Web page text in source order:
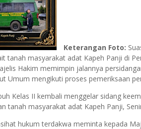
Keterangan Foto:
tanah masyarakat adat Kapeh Panji di
Hakim memimpin jalannya
Umum mengikuti proses pemeriksaan
Kelas II kembali menggelar sidang
tanah masyarakat adat Kapeh Panji,
hukum terdakwa meminta kepada